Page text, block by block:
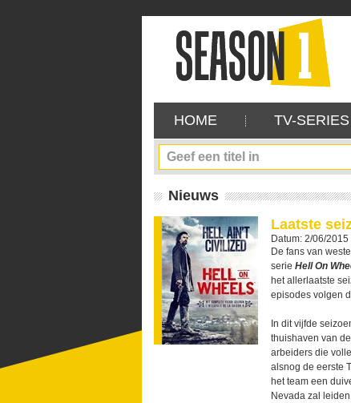
HOME TV-SERIES
Nieuws
Laatste
Datum: 2/06/2015
De fans van
serie Hell On
het allerlaatste
episodes volgen
In dit vijfde
thuishaven van
arbeiders die
alsnog de eerste
het team een
Nevada zal